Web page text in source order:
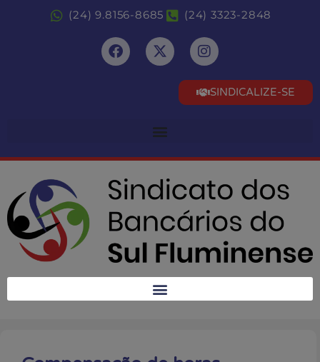
(24) 9.8156-8685 (24) 3323-2848
SINDICALIZE-SE